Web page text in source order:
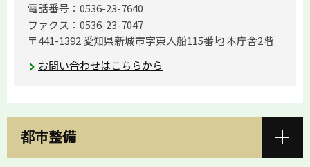
電話番号：0536-23-7640
ファクス：0536-23-7047
〒441-1392 愛知県新城市字東入船115番地 本庁舎2階
お問い合わせはこちらから
都市整備